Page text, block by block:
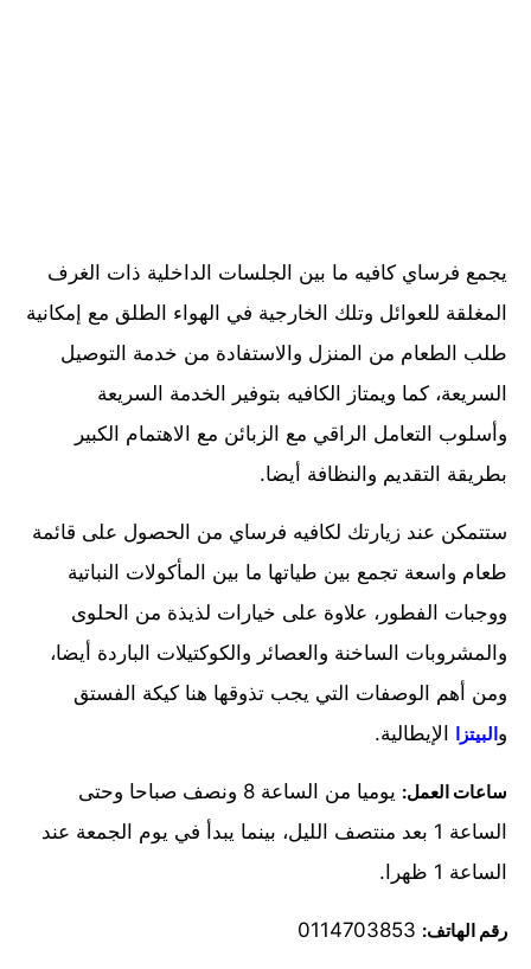
يجمع فرساي كافيه ما بين الجلسات الداخلية ذات الغرف
المغلقة للعوائل وتلك الخارجية في الهواء الطلق مع إمكانية
طلب الطعام من المنزل والاستفادة من خدمة التوصيل
السريعة، كما ويمتاز الكافيه بتوفير الخدمة السريعة
وأسلوب التعامل الراقي مع الزبائن مع الاهتمام الكبير
بطريقة التقديم والنظافة أيضا.
ستتمكن عند زيارتك لكافيه فرساي من الحصول على قائمة
طعام واسعة تجمع بين طياتها ما بين المأكولات النباتية
ووجبات الفطور، علاوة على خيارات لذيذة من الحلوى
والمشروبات الساخنة والعصائر والكوكتيلات الباردة أيضا،
ومن أهم الوصفات التي يجب تذوقها هنا كيكة الفستق
و البيتزا الإيطالية.
ساعات العمل:
يوميا من الساعة 8 ونصف صباحا وحتى
الساعة 1 بعد منتصف الليل، بينما يبدأ في يوم الجمعة عند
الساعة 1 ظهرا.
رقم الهاتف: